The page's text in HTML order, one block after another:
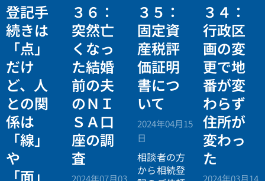
登記手
続きは
「点」
だけ
ど、人
との関
係は
「線」
や
「面」
３６：
突然亡
くなっ
た結婚
前の夫
のＮＩ
ＳＡ口
座の調
査
2024年07月03
３５：
固定資
産税評
価証明
書につ
いて
2024年04月15
日
相談者の方
から相続登
３４：
行政区
画の変
更で地
番が変
わらず
住所が
変わっ
た
2024年03月14